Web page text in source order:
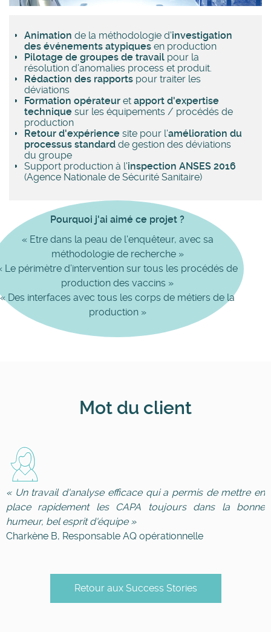
Animation de la méthodologie d'investigation
des événements atypiques en production
Pilotage de groupes de travail pour la
résolution d’anomalies process et produit.
Rédaction des rapports pour traiter les
déviations
Formation opérateur et apport d'expertise
technique sur les équipements / procédés de
production
Retour d'expérience site pour l'amélioration du
processus standard de gestion des déviations
du groupe
Support production à l'inspection ANSES 2016
(Agence Nationale de Sécurité Sanitaire)
Pourquoi j'ai aimé ce projet ?
« Etre dans la peau de l'enquêteur, avec sa
méthodologie de recherche »
Le périmètre d’intervention sur tous les procédés de
production des vaccins »
« Des interfaces avec tous les corps de métiers de la
production »
Mot du client
« Un travail d'analyse efficace qui a permis de mettre en
place rapidement les CAPA toujours dans la bonne
humeur, bel esprit d'équipe»
Charkène B, Responsable AQ opérationnelle
Retour aux Success Stories